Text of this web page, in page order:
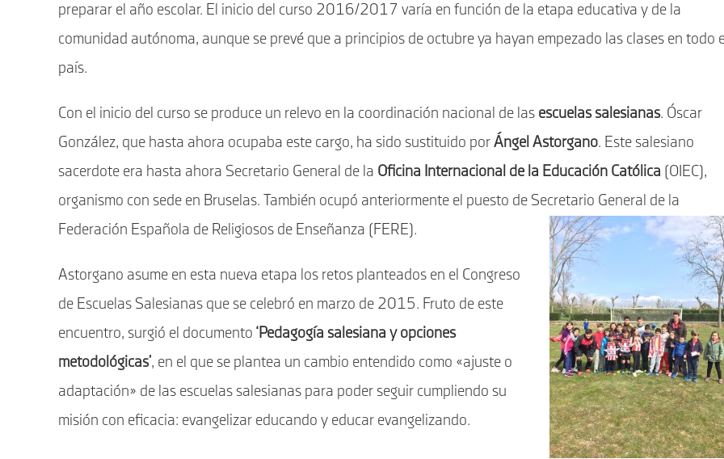
preparar el año escolar. El inicio del curso 2016/2017 varía en función de la etapa educativa y de la
comunidad autónoma, aunque se prevé que a principios de octubre ya hayan empezado las clases en todo
país.
Con el inicio del curso se produce un relevo en la coordinación nacional de las escuelas salesianas. Óscar
González, que hasta ahora ocupaba este cargo, ha sido sustituido por Ángel Astorgano. Este salesiano
sacerdote era hasta ahora Secretario General de la Oficina Internacional de la Educación Católica (OIEC),
organismo con sede en Bruselas. También ocupó anteriormente el puesto de Secretario General de la
Federación Española de Religiosos de Enseñanza (FERE).
Astorgano asume en esta nueva etapa los retos planteados en el Congreso
de Escuelas Salesianas que se celebró en marzo de 2015. Fruto de este
encuentro, surgió el documento ‘Pedagogía salesiana y opciones
metodológicas’, en el que se plantea un cambio entendido como «ajuste o
adaptación» de las escuelas salesianas para poder seguir cumpliendo su
misión con eficacia: evangelizar educando y educar evangelizando.